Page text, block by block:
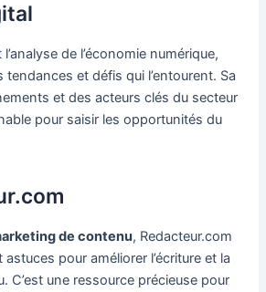
de l’économie numérique,
et défis qui l’entourent. Sa
et des acteurs clés du secteur
pour saisir les opportunités du
de contenu, Redacteur.com
pour améliorer l’écriture et la
C’est une ressource précieuse pour